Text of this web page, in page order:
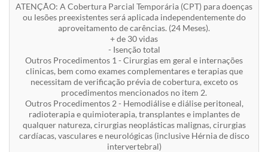
ATENÇÃO: A Cobertura Parcial Temporária (CPT) para doenças
ou lesões preexistentes será aplicada independentemente do
aproveitamento de carências. (24 Meses).
+ de 30 vidas
- Isenção total
Outros Procedimentos 1 - Cirurgias em geral e internações
clinicas, bem como exames complementares e terapias que
necessitam de verificação prévia de cobertura, exceto os
procedimentos mencionados no item 2.
Outros Procedimentos 2 - Hemodiálise e diálise peritoneal,
radioterapia e quimioterapia, transplantes e implantes de
qualquer natureza, cirurgias neoplásticas malignas, cirurgias
cardíacas, vasculares e neurológicas (inclusive Hérnia de disco
intervertebral)